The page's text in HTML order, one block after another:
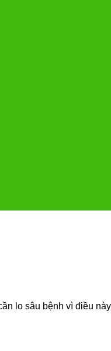
lo sâu bệnh vì điều